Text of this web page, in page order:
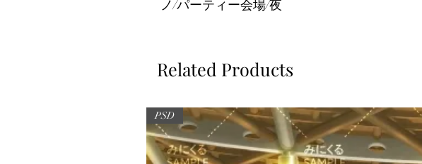
ノ/パーティー会場/夜
Related Products
PSD